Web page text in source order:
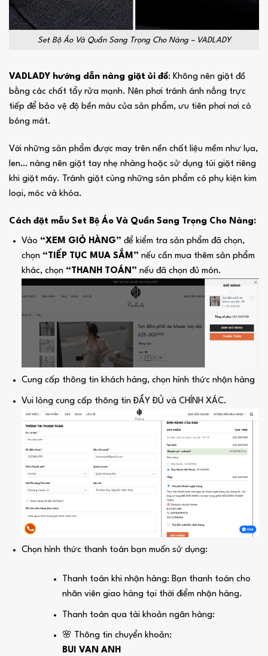
Set Bộ Áo Và Quần Sang Trọng Cho Nàng – VADLADY
VADLADY hướng dẫn nàng giặt ủi đồ: Không nên giặt đồ
bằng các chất tẩy rửa mạnh. Nên phơi tránh ánh nắng trực
tiếp để bảo vệ độ bền màu của sản phẩm, ưu tiên phơi nơi có
bóng mát.
Với những sản phẩm được may trên nền chất liệu mềm như lụa,
len… nàng nên giặt tay nhẹ nhàng hoặc sử dụng túi giặt riêng
khi giặt máy. Tránh giặt cùng những sản phẩm có phụ kiện kim
loại, móc và khóa.
Cách đặt mẫu Set Bộ Áo Và Quần Sang Trọng Cho Nàng:
Vào “XEM GIỎ HÀNG” để kiểm tra sản phẩm đã chọn,
chọn “TIẾP TỤC MUA SẮM” nếu cần mua thêm sản phẩm
khác, chọn “THANH TOÁN” nếu đã chọn đủ món.
Cung cấp thông tin khách hàng, chọn hình thức nhận hàng
Vui lòng cung cấp thông tin ĐẦY ĐỦ và CHÍNH XÁC.
Chọn hình thức thanh toán bạn muốn sử dụng:
Thanh toán khi nhận hàng: Bạn thanh toán cho
nhân viên giao hàng tại thời điểm nhận hàng.
Thanh toán qua tài khoản ngân hàng:
🌸 Thông tin chuyển khoản:
BUI VAN ANH